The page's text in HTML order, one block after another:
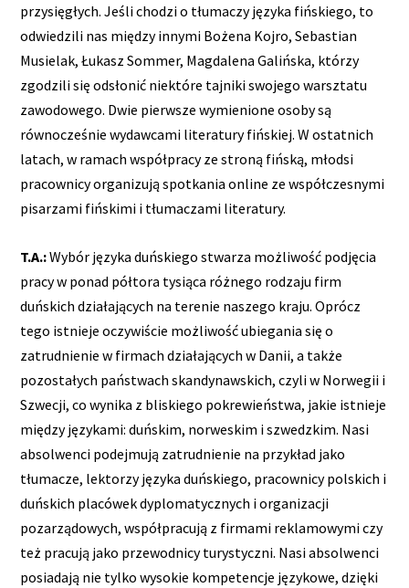
przysięgłych. Jeśli chodzi o tłumaczy języka fińskiego, to
odwiedzili nas między innymi Bożena Kojro, Sebastian
Musielak, Łukasz Sommer, Magdalena Galińska, którzy
zgodzili się odsłonić niektóre tajniki swojego warsztatu
zawodowego. Dwie pierwsze wymienione osoby są
równocześnie wydawcami literatury fińskiej. W ostatnich
latach, w ramach współpracy ze stroną fińską, młodsi
pracownicy organizują spotkania online ze współczesnymi
pisarzami fińskimi i tłumaczami literatury.
T.A.:Wybór języka duńskiego stwarza możliwość podjęcia
pracy w ponad półtora tysiąca różnego rodzaju firm
duńskich działających na terenie naszego kraju. Oprócz
tego istnieje oczywiście możliwość ubiegania się o
zatrudnienie w firmach działających w Danii, a także
pozostałych państwach skandynawskich, czyli w Norwegii i
Szwecji, co wynika z bliskiego pokrewieństwa, jakie istnieje
między językami: duńskim, norweskim i szwedzkim. Nasi
absolwenci podejmują zatrudnienie na przykład jako
tłumacze, lektorzy języka duńskiego, pracownicy polskich i
duńskich placówek dyplomatycznych i organizacji
pozarządowych, współpracują z firmami reklamowymi czy
też pracują jako przewodnicy turystyczni. Nasi absolwenci
posiadają nie tylko wysokie kompetencje językowe, dzięki